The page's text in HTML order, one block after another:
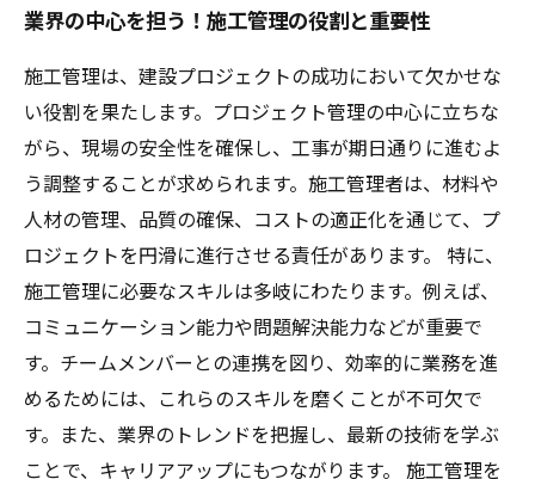
業界の中心を担う！施工管理の役割と重要性
施工管理は、建設プロジェクトの成功において欠かせな
い役割を果たします。プロジェクト管理の中心に立ちな
がら、現場の安全性を確保し、工事が期日通りに進むよ
う調整することが求められます。施工管理者は、材料や
人材の管理、品質の確保、コストの適正化を通じて、プ
ロジェクトを円滑に進行させる責任があります。 特に、
施工管理に必要なスキルは多岐にわたります。例えば、
コミュニケーション能力や問題解決能力などが重要で
す。チームメンバーとの連携を図り、効率的に業務を進
めるためには、これらのスキルを磨くことが不可欠で
す。また、業界のトレンドを把握し、最新の技術を学ぶ
ことで、キャリアアップにもつながります。 施工管理を